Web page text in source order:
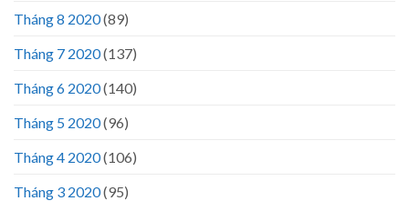
Tháng 8 2020(89)
Tháng 7 2020(137)
Tháng 6 2020(140)
Tháng 5 2020(96)
Tháng 4 2020(106)
Tháng 3 2020(95)